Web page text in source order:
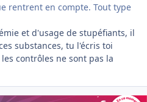
rentrent en compte. Tout type
et d'usage de stupéfiants, il
substances, tu l'écris toi
contrôles ne sont pas la